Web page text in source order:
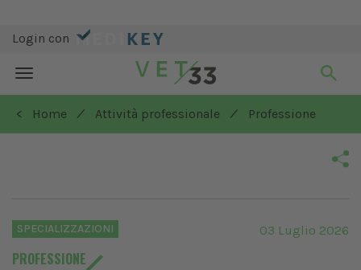
Login con
Toggle
navigation
< Home
/ Attività professionale / Professione
SPECIALIZZAZIONI
PROFESSIONE
03 Luglio 2026